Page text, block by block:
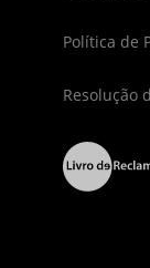
Política de
Resolução